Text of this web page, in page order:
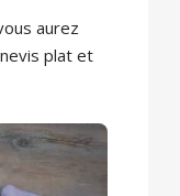
aurez
plat et